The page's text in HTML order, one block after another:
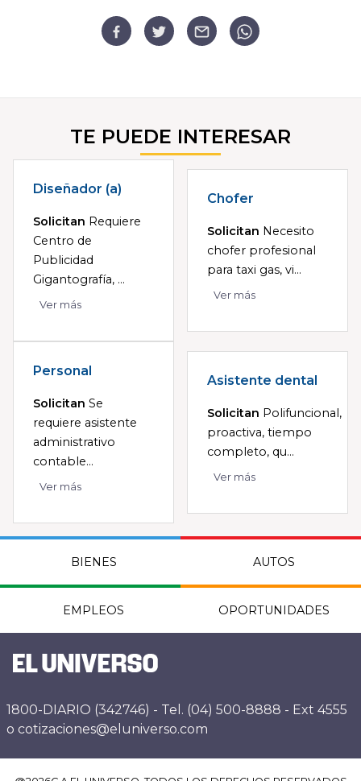
TE PUEDE INTERESAR
Diseñador (a)
Solicitan Requiere
Centro de
Publicidad
Gigantografía, ...
Ver más
Chofer
Solicitan Necesito
chofer profesional
para taxi gas, vi...
Ver más
Personal
Solicitan Se
requiere asistente
administrativo
contable...
Ver más
Asistente dental
Solicitan Polifuncional,
proactiva, tiempo
completo, qu...
Ver más
BIENES AUTOS
EMPLEOS OPORTUNIDADES
1800-DIARIO (342746) - Tel. (04) 500-8888 - Ext 4555
o cotizaciones@eluniverso.com